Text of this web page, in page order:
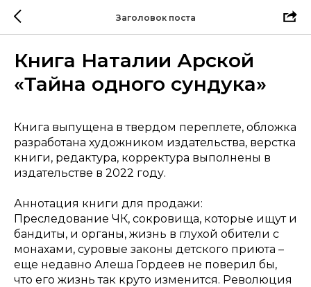
Заголовок поста
Книга Наталии Арской
«Тайна одного сундука»
Книга выпущена в твердом переплете, обложка
разработана художником издательства, верстка
книги, редактура, корректура выполнены в
издательстве в 2022 году.
Аннотация книги для продажи:
Преследование ЧК, сокровища, которые ищут и
бандиты, и органы, жизнь в глухой обители с
монахами, суровые законы детского приюта –
еще недавно Алеша Гордеев не поверил бы,
что его жизнь так круто изменится. Революция